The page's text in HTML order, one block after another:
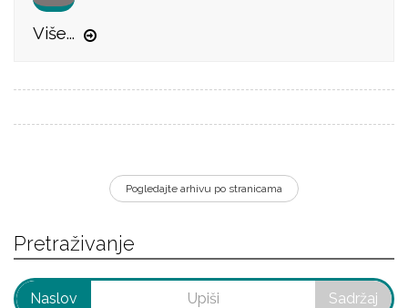
Više...
Pogledajte arhivu po stranicama
Pretraživanje
Naslov Sadržaj